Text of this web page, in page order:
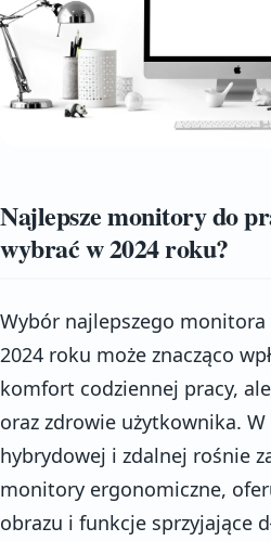
Najlepsze monitory do
wybrać w 2024 roku?
Wybór najlepszego
2024 roku może znacząco
komfort codziennej pracy,
oraz zdrowie użytkownika.
hybrydowej i zdalnej rośnie
monitory ergonomiczne,
obrazu i funkcje sprzyjające